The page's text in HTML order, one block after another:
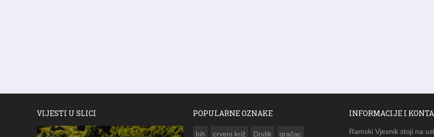
VIJESTI U SLICI POPULARNE OZNAKE
bih crveni križ Dodik gračac
INFORMACIJE I
Ramski Vjesnik stoji na